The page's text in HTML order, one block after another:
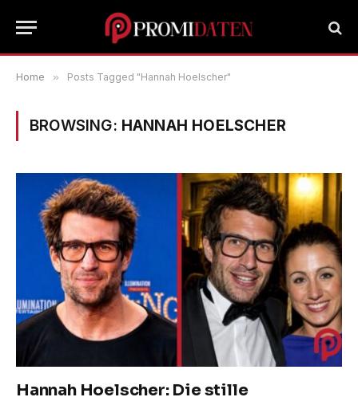
Home » Posts Tagged "Hannah Hoelscher"
BROWSING: HANNAH HOELSCHER
Hannah Hoelscher: Die stille